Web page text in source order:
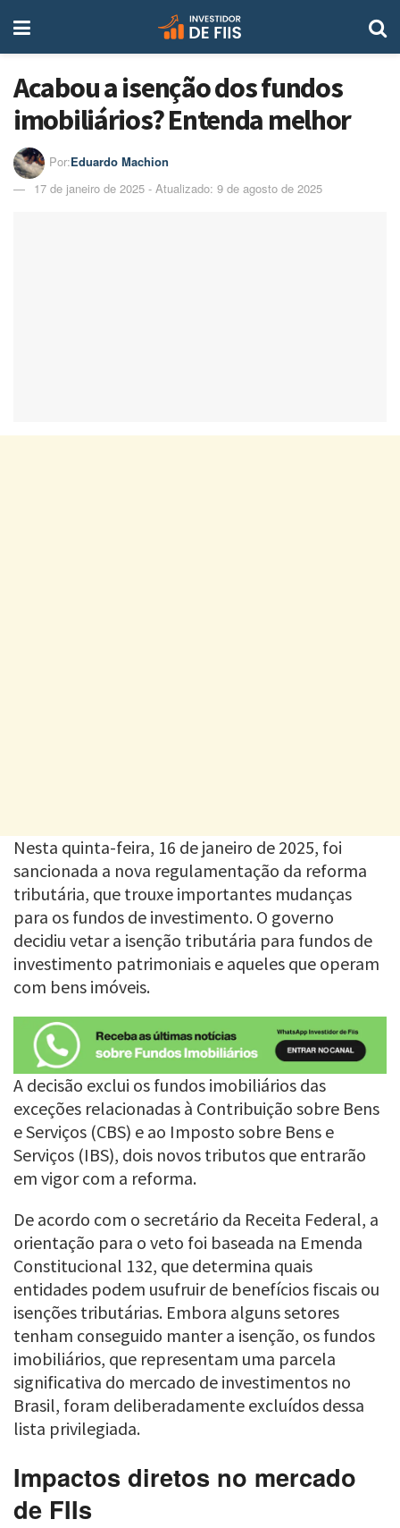
Acabou a isenção dos fundos
imobiliários? Entenda melhor
Por:Eduardo Machion
17 de janeiro de 2025 - Atualizado: 9 de agosto de 2025
Nesta quinta-feira, 16 de janeiro de 2025, foi
sancionada a nova regulamentação da reforma
tributária, que trouxe importantes mudanças
para os fundos de investimento. O governo
decidiu vetar a isenção tributária para fundos de
investimento patrimoniais e aqueles que operam
com bens imóveis.
A decisão exclui os fundos imobiliários das
exceções relacionadas à Contribuição sobre Bens
e Serviços (CBS) e ao Imposto sobre Bens e
Serviços (IBS), dois novos tributos que entrarão
em vigor com a reforma.
De acordo com o secretário da Receita Federal, a
orientação para o veto foi baseada na Emenda
Constitucional 132, que determina quais
entidades podem usufruir de benefícios fiscais ou
isenções tributárias. Embora alguns setores
tenham conseguido manter a isenção, os fundos
imobiliários, que representam uma parcela
significativa do mercado de investimentos no
Brasil, foram deliberadamente excluídos dessa
lista privilegiada.
Impactos diretos no mercado
de FIIs